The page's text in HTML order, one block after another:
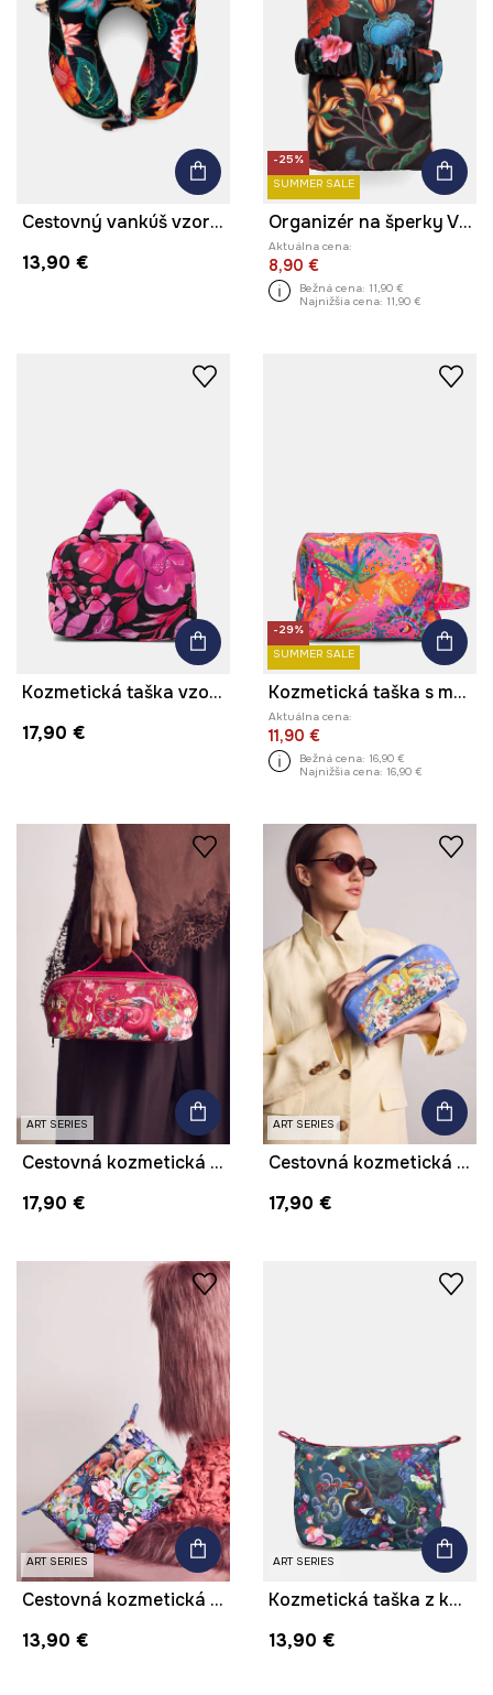
Cestovný vankúš vzorovaná
13,90 €
-25%
SUMMER SALE
Organizér na šperky Vzorovaná cestovná
Aktuálna cena:
8,90 €
Bežná cena: 11,90 €
Najnižšia cena: 11,90 €
Kozmetická taška vzorovaná
17,90 €
-29%
SUMMER SALE
Kozmetická taška s motívom zeleniny
Aktuálna cena:
11,90 €
Bežná cena: 16,90 €
Najnižšia cena: 16,90 €
ART SERIES
Cestovná kozmetická taška z imitácie kože z kolekcie Kit Mizeres x Medicine
17,90 €
ART SERIES
Cestovná kozmetická taška z imitácie kože z kolekcie Kit Mizeres x Medicine
17,90 €
ART SERIES
Cestovná kozmetická taška z kolekcie Kit Mizeres x Medicine
13,90 €
ART SERIES
Kozmetická taška z kolekcie Kit Mizeres x Medicine
13,90 €